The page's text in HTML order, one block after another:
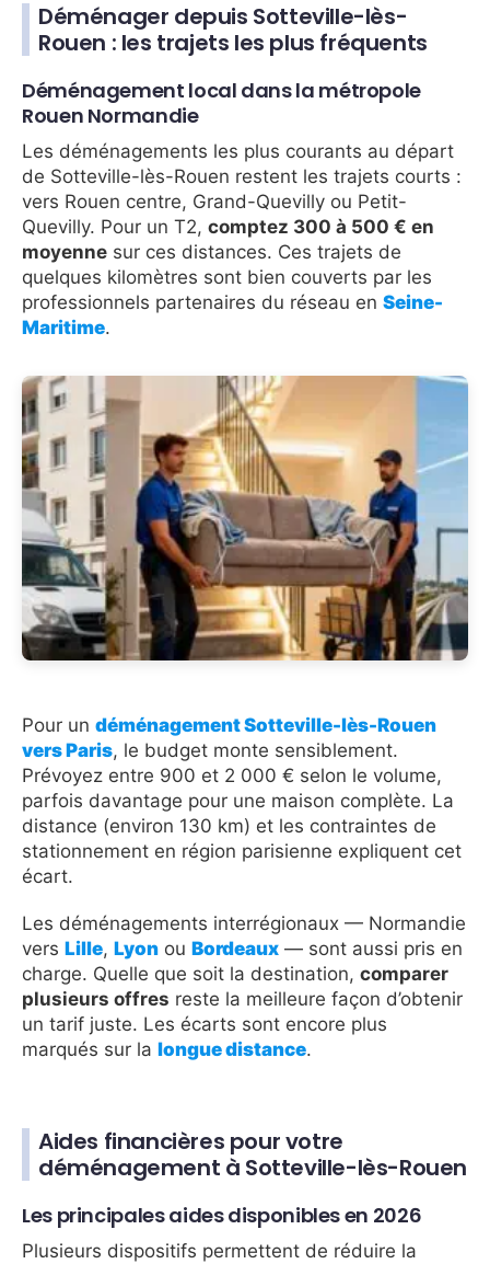
Déménager depuis Sotteville-lès-
Rouen : les trajets les plus fréquents
Déménagement local dans la métropole
Rouen Normandie
Les déménagements les plus courants au départ
de Sotteville-lès-Rouen restent les trajets courts :
vers Rouen centre, Grand-Quevilly ou Petit-
Quevilly. Pour un T2, comptez 300 à 500 € en
moyenne sur ces distances. Ces trajets de
quelques kilomètres sont bien couverts par les
professionnels partenaires du réseau en Seine-
Maritime.
Pour un déménagement Sotteville-lès-Rouen
vers Paris, le budget monte sensiblement.
Prévoyez entre 900 et 2 000 € selon le volume,
parfois davantage pour une maison complète. La
distance (environ 130 km) et les contraintes de
stationnement en région parisienne expliquent cet
écart.
Les déménagements interrégionaux — Normandie
vers Lille, Lyon ou Bordeaux — sont aussi pris en
charge. Quelle que soit la destination, comparer
plusieurs offres reste la meilleure façon d’obtenir
un tarif juste. Les écarts sont encore plus
marqués sur la longue distance.
Aides financières pour votre
déménagement à Sotteville-lès-Rouen
Les principales aides disponibles en 2026
Plusieurs dispositifs permettent de réduire la